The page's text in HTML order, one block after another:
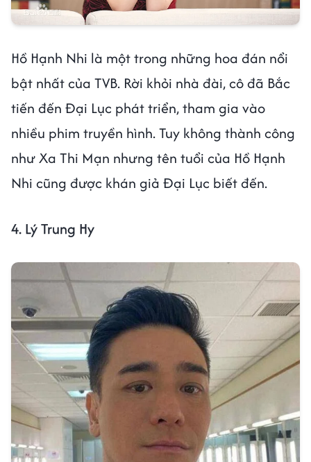
Hồ Hạnh Nhi là một trong những hoa đán nổi
bật nhất của TVB. Rời khỏi nhà đài, cô đã Bắc
tiến đến Đại Lục phát triển, tham gia vào
nhiều phim truyền hình. Tuy không thành công
như Xa Thi Mạn nhưng tên tuổi của Hồ Hạnh
Nhi cũng được khán giả Đại Lục biết đến.
4. Lý Trung Hy